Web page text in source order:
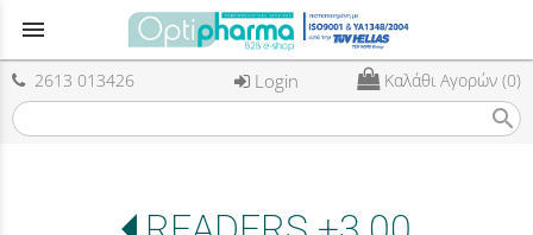
menu
2613 013426 Login Καλάθι Αγορών (0)
search